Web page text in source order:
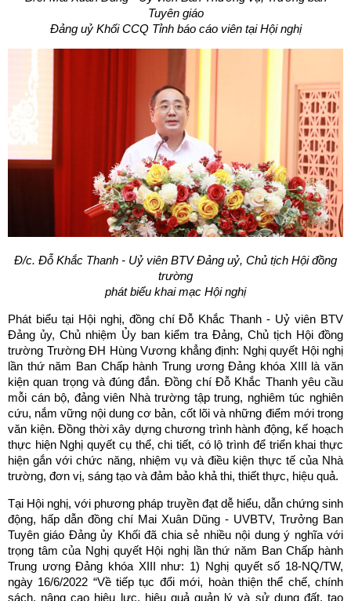
Tuyên giáo
Đảng uỷ Khối CCQ Tỉnh báo cáo viên tại Hội nghị
Đ/c. Đỗ Khắc Thanh - Uỷ viên BTV Đảng uỷ, Chủ tịch Hội đồng
trường
phát biểu khai mạc Hội nghị
Phát biểu tại Hội nghị, đồng chí Đỗ Khắc Thanh - Uỷ viên BTV
Đảng ủy, Chủ nhiệm Ủy ban kiểm tra Đảng, Chủ tịch Hội đồng
trường Trường ĐH Hùng Vương khẳng định: Nghị quyết Hội nghị
lần thứ năm Ban Chấp hành Trung ương Đảng khóa XIII là văn
kiện quan trọng và đúng đắn. Đồng chí Đỗ Khắc Thanh yêu cầu
mỗi cán bộ, đảng viên Nhà trường tập trung, nghiêm túc nghiên
cứu, nắm vững nội dung cơ bản, cốt lõi và những điểm mới trong
văn kiện. Đồng thời xây dựng chương trình hành động, kế hoạch
thực hiện Nghị quyết cụ thể, chi tiết, có lộ trình để triển khai thực
hiện gắn với chức năng, nhiệm vụ và điều kiện thực tế của Nhà
trường, đơn vị, sáng tạo và đảm bảo khả thi, thiết thực, hiệu quả.
Tại Hội nghị, với phương pháp truyền đạt dễ hiểu, dẫn chứng sinh
động, hấp dẫn đồng chí Mai Xuân Dũng - UVBTV, Trưởng Ban
Tuyên giáo Đảng ủy Khối đã chia sẻ nhiều nội dung ý nghĩa với
trọng tâm của Nghị quyết Hội nghị lần thứ năm Ban Chấp hành
Trung ương Đảng khóa XIII như: 1) Nghị quyết số 18-NQ/TW,
ngày 16/6/2022 “Về tiếp tục đổi mới, hoàn thiện thể chế, chính
sách, nâng cao hiệu lực, hiệu quả quản lý và sử dụng đất, tạo